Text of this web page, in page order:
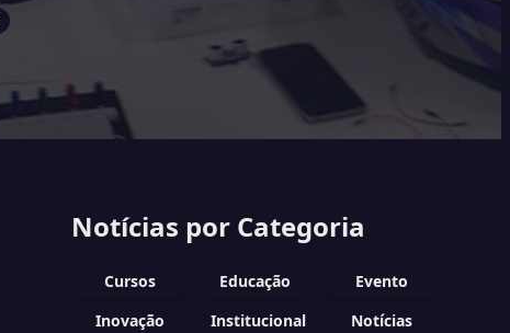
Notícias por Categoria
Cursos Educação
Evento
Inovação
Institucional
Notícias